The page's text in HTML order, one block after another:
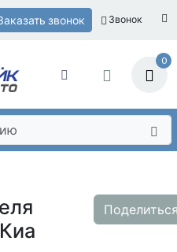
звонок Звонок
0